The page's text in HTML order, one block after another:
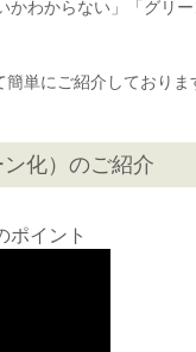
わからない」「グリ
単にご紹介しておりま
化）のご紹介
イント